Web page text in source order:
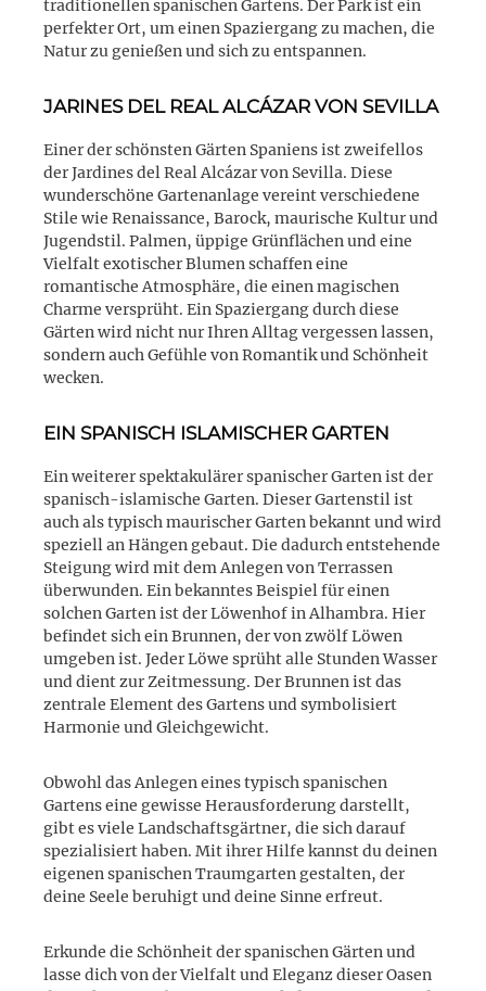
traditionellen spanischen Gartens. Der Park ist ein
perfekter Ort, um einen Spaziergang zu machen, die
Natur zu genießen und sich zu entspannen.
JARINES DEL REAL ALCÁZAR VON SEVILLA
Einer der schönsten Gärten Spaniens ist zweifellos
der Jardines del Real Alcázar von Sevilla. Diese
wunderschöne Gartenanlage vereint verschiedene
Stile wie Renaissance, Barock, maurische Kultur und
Jugendstil. Palmen, üppige Grünflächen und eine
Vielfalt exotischer Blumen schaffen eine
romantische Atmosphäre, die einen magischen
Charme versprüht. Ein Spaziergang durch diese
Gärten wird nicht nur Ihren Alltag vergessen lassen,
sondern auch Gefühle von Romantik und Schönheit
wecken.
EIN SPANISCH ISLAMISCHER GARTEN
Ein weiterer spektakulärer spanischer Garten ist der
spanisch-islamische Garten. Dieser Gartenstil ist
auch als typisch maurischer Garten bekannt und wird
speziell an Hängen gebaut. Die dadurch entstehende
Steigung wird mit dem Anlegen von Terrassen
überwunden. Ein bekanntes Beispiel für einen
solchen Garten ist der Löwenhof in Alhambra. Hier
befindet sich ein Brunnen, der von zwölf Löwen
umgeben ist. Jeder Löwe sprüht alle Stunden Wasser
und dient zur Zeitmessung. Der Brunnen ist das
zentrale Element des Gartens und symbolisiert
Harmonie und Gleichgewicht.
Obwohl das Anlegen eines typisch spanischen
Gartens eine gewisse Herausforderung darstellt,
gibt es viele Landschaftsgärtner, die sich darauf
spezialisiert haben. Mit ihrer Hilfe kannst du deinen
eigenen spanischen Traumgarten gestalten, der
deine Seele beruhigt und deine Sinne erfreut.
Erkunde die Schönheit der spanischen Gärten und
lasse dich von der Vielfalt und Eleganz dieser Oasen